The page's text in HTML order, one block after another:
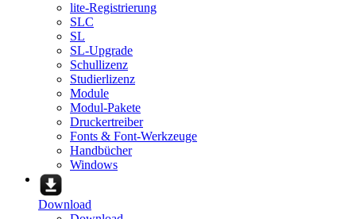
lite-Registrierung
SLC
SL
SL-Upgrade
Schullizenz
Studierlizenz
Module
Modul-Pakete
Druckertreiber
Fonts & Font-Werkzeuge
Handbücher
Windows
Download